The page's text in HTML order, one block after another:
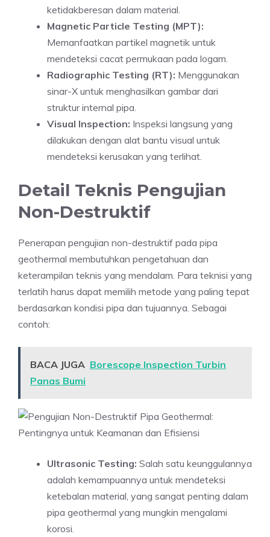
ketidakberesan dalam material.
Magnetic Particle Testing (MPT):
Memanfaatkan partikel magnetik untuk
mendeteksi cacat permukaan pada logam.
Radiographic Testing (RT): Menggunakan
sinar-X untuk menghasilkan gambar dari
struktur internal pipa.
Visual Inspection: Inspeksi langsung yang
dilakukan dengan alat bantu visual untuk
mendeteksi kerusakan yang terlihat.
Detail Teknis Pengujian
Non-Destruktif
Penerapan pengujian non-destruktif pada pipa
geothermal membutuhkan pengetahuan dan
keterampilan teknis yang mendalam. Para teknisi yang
terlatih harus dapat memilih metode yang paling tepat
berdasarkan kondisi pipa dan tujuannya. Sebagai
contoh:
BACA JUGA Borescope Inspection Turbin
Panas Bumi
Ultrasonic Testing: Salah satu keunggulannya
adalah kemampuannya untuk mendeteksi
ketebalan material, yang sangat penting dalam
pipa geothermal yang mungkin mengalami
korosi.